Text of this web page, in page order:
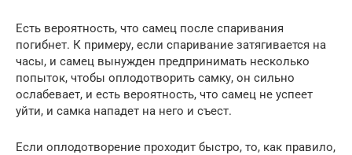
Есть вероятность, что самец после спаривания
погибнет. К примеру, если спаривание затягивается на
часы, и самец вынужден предпринимать несколько
попыток, чтобы оплодотворить самку, он сильно
ослабевает, и есть вероятность, что самец не успеет
уйти, и самка нападет на него и съест.
Если оплодотворение проходит быстро, то, как правило,